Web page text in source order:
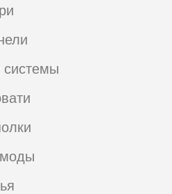
системы